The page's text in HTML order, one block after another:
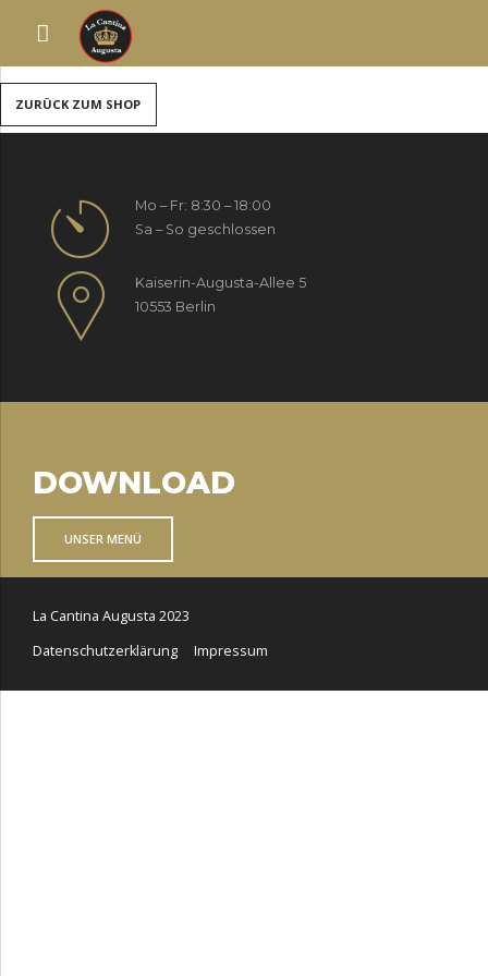
Dein Warenkorb ist derzeit leer.
ZURÜCK ZUM SHOP
Mo – Fr: 8:30 – 18:00
Sa – So geschlossen
Kaiserin-Augusta-Allee 5
10553 Berlin
DOWNLOAD
UNSER MENÜ
La Cantina Augusta 2023
Datenschutzerklärung
Impressum